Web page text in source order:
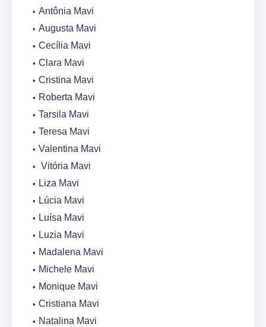
Antônia Mavi
Augusta Mavi
Cecília Mavi
Clara Mavi
Cristina Mavi
Roberta Mavi
Tarsila Mavi
Teresa Mavi
Valentina Mavi
Vitória Mavi
Liza Mavi
Lúcia Mavi
Luísa Mavi
Luzia Mavi
Madalena Mavi
Michele Mavi
Monique Mavi
Cristiana Mavi
Natalina Mavi